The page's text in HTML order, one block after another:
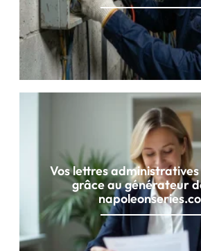
Vos lettres
grâce au générateur